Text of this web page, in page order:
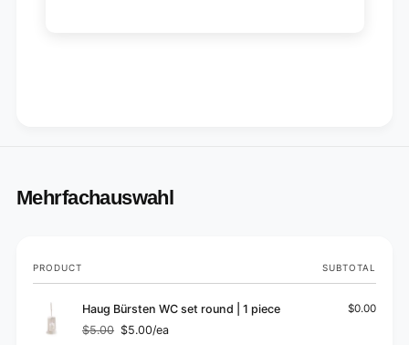
Mehrfachauswahl
Your
cart
PRODUCT SUBTOTAL
Haug Bürsten WC set round | 1 piece
Regular
$5.00
Sale
$5.00/ea
$0.00